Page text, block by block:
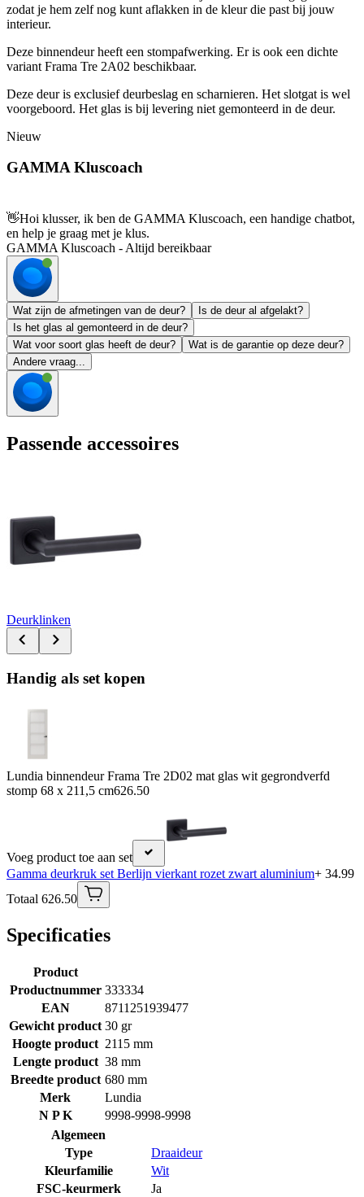
zodat je hem zelf nog kunt aflakken in de kleur die past bij jouw
interieur.
Deze binnendeur heeft een stompafwerking. Er is ook een dichte
variant Frama Tre 2A02 beschikbaar.
Deze deur is exclusief deurbeslag en scharnieren. Het slotgat is wel
voorgeboord. Het glas is bij levering niet gemonteerd in de deur.
Nieuw
GAMMA Kluscoach
👋Hoi klusser, ik ben de GAMMA Kluscoach, een handige chatbot,
en help je graag met je klus.
GAMMA Kluscoach - Altijd bereikbaar
Wat zijn de afmetingen van de deur?
Is de deur al afgelakt?
Is het glas al gemonteerd in de deur?
Wat voor soort glas heeft de deur?
Wat is de garantie op deze deur?
Andere vraag...
Passende accessoires
Deurklinken
Handig als set kopen
Lundia binnendeur Frama Tre 2D02 mat glas wit gegrondverfd
stomp 68 x 211,5 cm626.50
Voeg product toe aan set
Gamma deurkruk set Berlijn vierkant rozet zwart aluminium+ 34.99
Totaal 626.50
Specificaties
Product
Productnummer 333334
EAN
8711251939477
Gewicht product 30 gr
Hoogte product 2115 mm
Lengte product 38 mm
Breedte product 680 mm
Merk
Lundia
N P K
9998-9998-9998
Algemeen
Type
Draaideur
Kleurfamilie
Wit
FSC-keurmerk
Ja